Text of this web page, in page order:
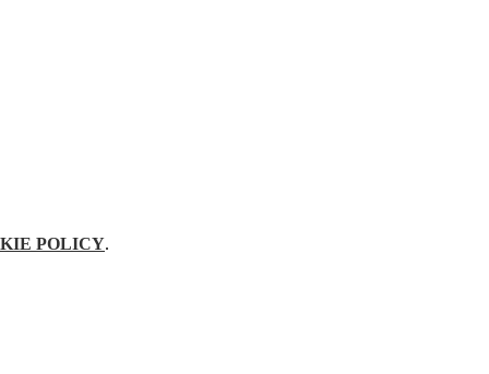
POLICY.